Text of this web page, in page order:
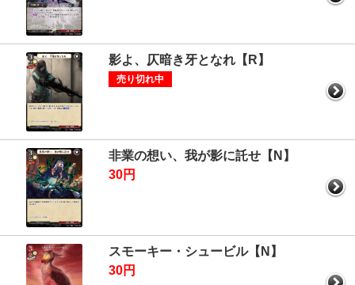
影よ、仄暗き牙となれ【R】
売り切れ中
非業の想い、我が影に託せ【N】
30円
スモーキー・シュービル【N】
30円